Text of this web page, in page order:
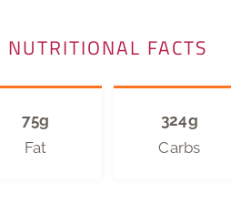
NUTRITIONAL FACTS
75g
Fat
324g
Carbs